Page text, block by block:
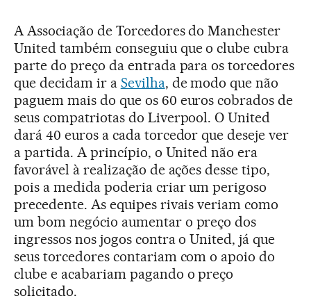
A Associação de Torcedores do Manchester
United também conseguiu que o clube cubra
parte do preço da entrada para os torcedores
que decidam ir a Sevilha, de modo que não
paguem mais do que os 60 euros cobrados de
seus compatriotas do Liverpool. O United
dará 40 euros a cada torcedor que deseje ver
a partida. A princípio, o United não era
favorável à realização de ações desse tipo,
pois a medida poderia criar um perigoso
precedente. As equipes rivais veriam como
um bom negócio aumentar o preço dos
ingressos nos jogos contra o United, já que
seus torcedores contariam com o apoio do
clube e acabariam pagando o preço
solicitado.